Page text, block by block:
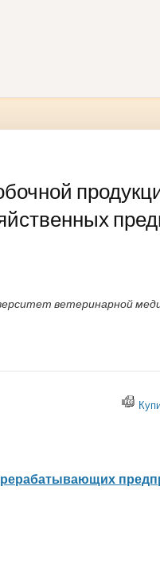
ветеринарной